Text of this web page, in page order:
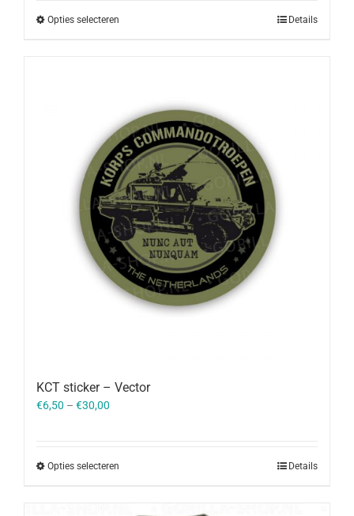
Opties selecteren Details
KCT sticker – Vector
€6,50 – €30,00
Opties selecteren Details